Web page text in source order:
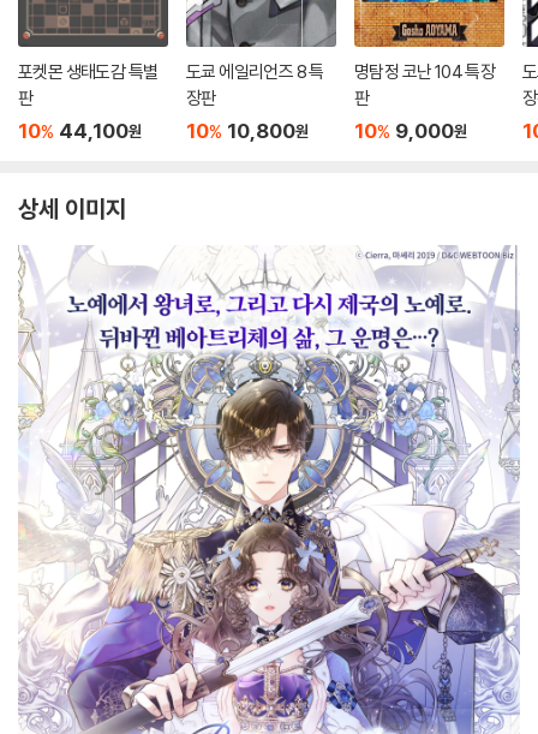
포켓몬 생태도감 특별
판
10% 44,100원
도쿄 에일리언즈 8 특
장판
10% 10,800원
명탐정 코난 104 특장
판
10% 9,000원
상세 이미지